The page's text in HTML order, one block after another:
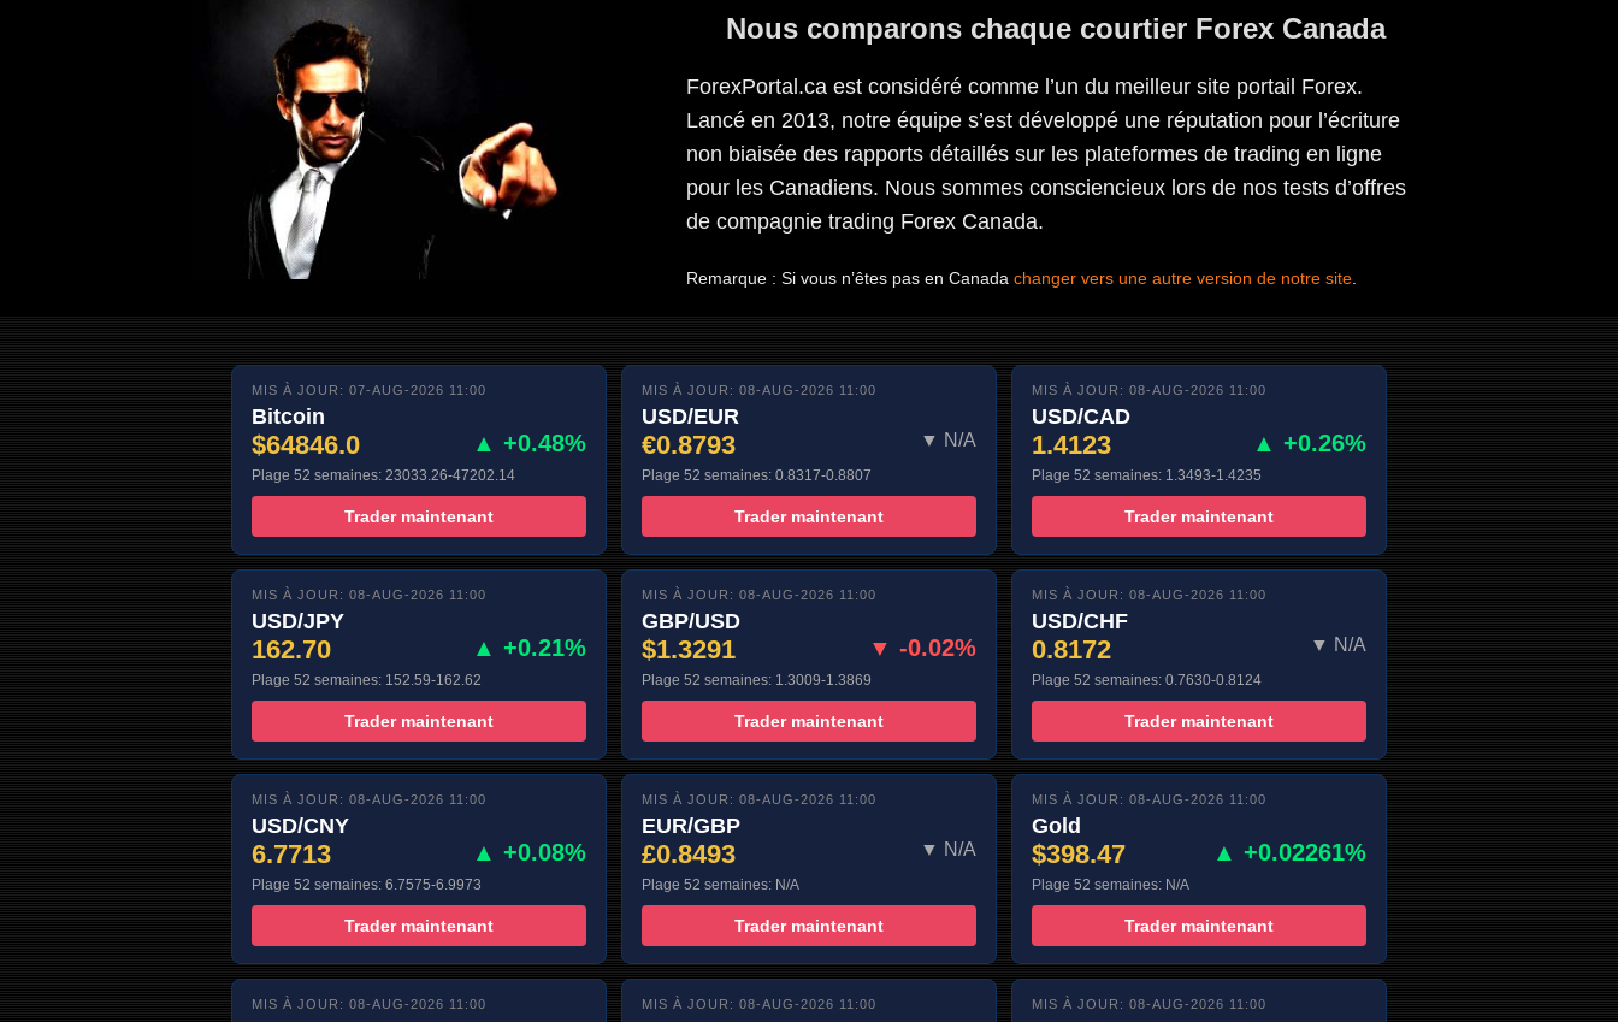
Nous comparons chaque courtier Forex Canada
ForexPortal.ca est considéré comme l’un du meilleur site portail Forex.
Lancé en 2013, notre équipe s’est développé une réputation pour l’écriture
non biaisée des rapports détaillés sur les plateformes de trading en ligne
pour les Canadiens. Nous sommes consciencieux lors de nos tests d’offres
de compagnie trading Forex Canada.
Remarque : Si vous n’êtes pas en Canada changer vers une autre version de notre site.
MIS À JOUR: 07-AUG-2026 11:00
Bitcoin
$64846.0 ▲ +0.48%
Plage 52 semaines: 23033.26-47202.14
Trader maintenant
MIS À JOUR: 08-AUG-2026 11:00
USD/EUR
€0.8793 ▼ N/A
Plage 52 semaines: 0.8317-0.8807
Trader maintenant
MIS À JOUR: 08-AUG-2026 11:00
USD/CAD
1.4123 ▲ +0.26%
Plage 52 semaines: 1.3493-1.4235
Trader maintenant
MIS À JOUR: 08-AUG-2026 11:00
USD/JPY
162.70 ▲ +0.21%
Plage 52 semaines: 152.59-162.62
Trader maintenant
MIS À JOUR: 08-AUG-2026 11:00
GBP/USD
$1.3291 ▼ -0.02%
Plage 52 semaines: 1.3009-1.3869
Trader maintenant
MIS À JOUR: 08-AUG-2026 11:00
USD/CHF
0.8172 ▼ N/A
Plage 52 semaines: 0.7630-0.8124
Trader maintenant
MIS À JOUR: 08-AUG-2026 11:00
USD/CNY
6.7713 ▲ +0.08%
Plage 52 semaines: 6.7575-6.9973
Trader maintenant
MIS À JOUR: 08-AUG-2026 11:00
EUR/GBP
£0.8493 ▼ N/A
Plage 52 semaines: N/A
Trader maintenant
MIS À JOUR: 08-AUG-2026 11:00
Gold
$398.47 ▲ +0.02261%
Plage 52 semaines: N/A
Trader maintenant
MIS À JOUR: 08-AUG-2026 11:00 MIS À JOUR: 08-AUG-2026 11:00 MIS À JOUR: 08-AUG-2026 11:00